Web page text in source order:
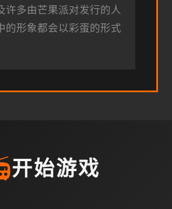
许多由芒果派对发行的人
的形象都会以彩蛋的形式
开始游戏